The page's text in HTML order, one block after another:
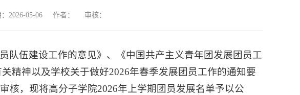
2026-05-06 作者： 审核：
队伍建设工作的意见》、《中国共产主义青年团发展团员工
精神以及学校关于做好2026年春季发展团员工作的通知要
核，现将高分子学院2026年上学期团员发展名单予以公